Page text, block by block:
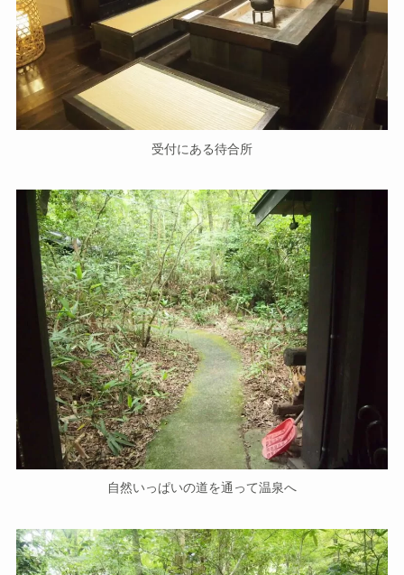
受付にある待合所
自然いっぱいの道を通って温泉へ